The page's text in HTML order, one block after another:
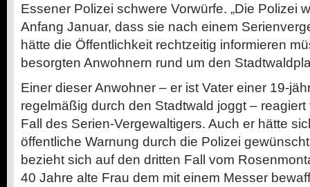
Essener Polizei schwere Vorwürfe. „Die Polizei
Anfang Januar, dass sie nach einem
hätte die Öffentlichkeit rechtzeitig informieren
besorgten Anwohnern rund um den
Einer dieser Anwohner – er ist Vater einer 19-
regelmäßig durch den Stadtwald joggt –
Fall des Serien-Vergewaltigers. Auch er hätte
öffentliche Warnung durch die Polizei
bezieht sich auf den dritten Fall vom
40 Jahre alte Frau dem mit einem Messer